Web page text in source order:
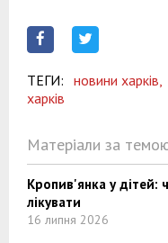
ТЕГИ: новини харків,
харків
Матеріали за
Кропив'янка у дітей:
лікувати
16 липня 2026